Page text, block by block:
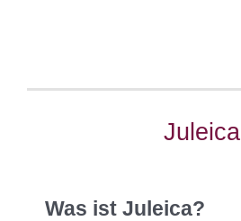
Juleica
Was ist Juleica?